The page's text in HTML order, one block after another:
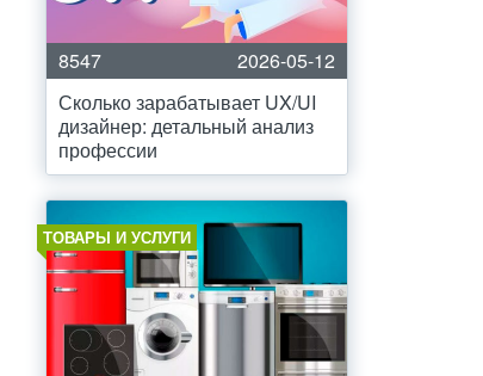
8547
2026-05-12
Сколько зарабатывает UX/UI
дизайнер: детальный анализ
профессии
ТОВАРЫ И УСЛУГИ